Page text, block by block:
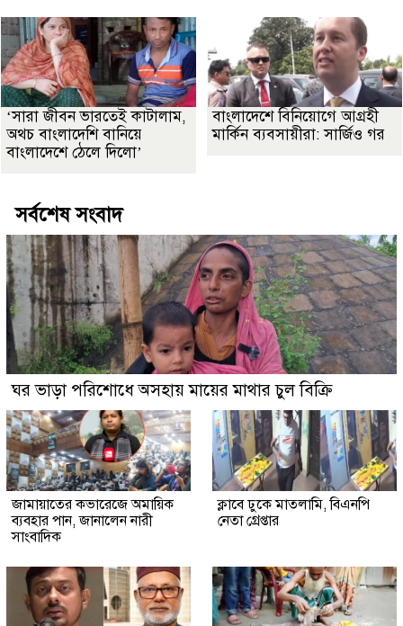
‘সারা জীবন ভারতেই কাটালাম,
অথচ বাংলাদেশি বানিয়ে
বাংলাদেশে ঠেলে দিলো’
বাংলাদেশে বিনিয়োগে আগ্রহী
মার্কিন ব্যবসায়ীরা: সার্জিও গর
সর্বশেষ সংবাদ
ঘর ভাড়া পরিশোধে অসহায় মায়ের মাথার চুল বিক্রি
জামায়াতের কভারেজে অমায়িক
ব্যবহার পান, জানালেন নারী
সাংবাদিক
ক্লাবে ঢুকে মাতলামি, বিএনপি
নেতা গ্রেপ্তার